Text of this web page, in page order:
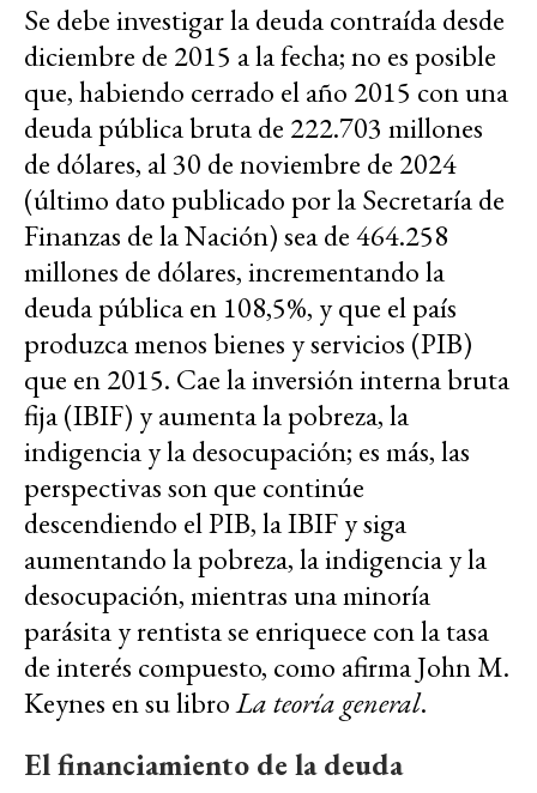
Se debe investigar la deuda contraída desde
diciembre de 2015 a la fecha; no es posible
que, habiendo cerrado el año 2015 con una
deuda pública bruta de 222.703 millones
de dólares, al 30 de noviembre de 2024
(último dato publicado por la Secretaría de
Finanzas de la Nación) sea de 464.258
millones de dólares, incrementando la
deuda pública en 108,5%, y que el país
produzca menos bienes y servicios (PIB)
que en 2015. Cae la inversión interna bruta
fija (IBIF) y aumenta la pobreza, la
indigencia y la desocupación; es más, las
perspectivas son que continúe
descendiendo el PIB, la IBIF y siga
aumentando la pobreza, la indigencia y la
desocupación, mientras una minoría
parásita y rentista se enriquece con la tasa
de interés compuesto, como afirma John M.
Keynes en su libroLa teoría general.
El financiamiento de la deuda